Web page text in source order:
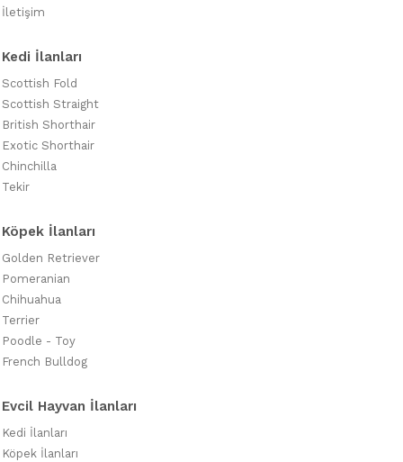
İletişim
Kedi İlanları
Scottish Fold
Scottish Straight
British Shorthair
Exotic Shorthair
Chinchilla
Tekir
Köpek İlanları
Golden Retriever
Pomeranian
Chihuahua
Terrier
Poodle - Toy
French Bulldog
Evcil Hayvan İlanları
Kedi İlanları
Köpek İlanları